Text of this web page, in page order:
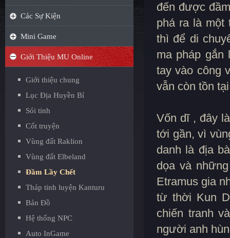
Các Sự Kiện
Mini Game
Giới Thiệu MU Online
Giới thiệu chung
Lục Địa Huyền Bí
Sói tinh
Cốt truyện
Vùng đất Raklion
Vùng đất Elbeland
Đầm Lầy Chết
Tháp tinh luyện Kanturu
Bản Đồ
Hệ thống NPC
Auto InGame
đến được
phá ra là một
thì để di
ma pháp gắn
tay vào công
vẫn còn tồn
Vốn dĩ , đây
tới gần, vì
danh là địa
dọa và
Etramus gia
từ thời Kun
chiến tranh
người anh